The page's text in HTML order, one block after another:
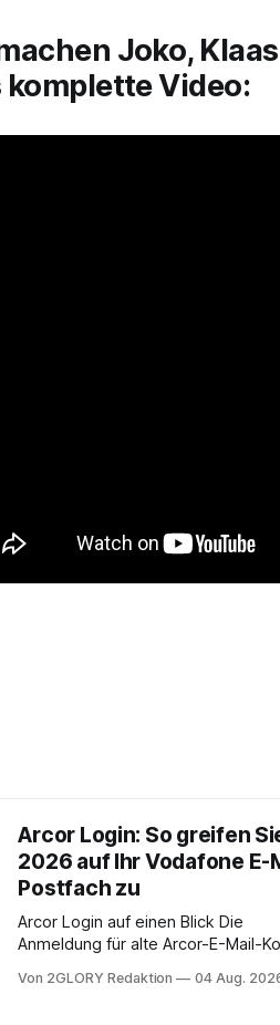
Joko,
komplette Video:
Arcor Login: So greifen
2026 auf Ihr Vodafone E-
Postfach zu
Arcor Login auf einen Blick Die
Anmeldung für alte Arcor-E-Mail-
noch eine e mail adresse mit der
Von 2GLORY Redaktion 04 Aug.